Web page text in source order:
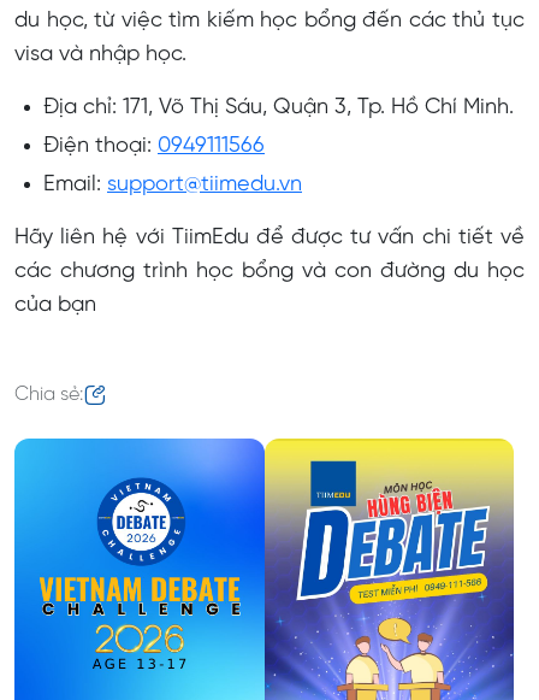
du học, từ việc tìm kiếm học bổng đến các thủ tục
visa và nhập học.
Địa chỉ: 171, Võ Thị Sáu, Quận 3, Tp. Hồ Chí Minh.
Điện thoại: 0949111566
Email: support@tiimedu.vn
Hãy liên hệ với TiimEdu để được tư vấn chi tiết về
các chương trình học bổng và con đường du học
của bạn
Chia sẻ: